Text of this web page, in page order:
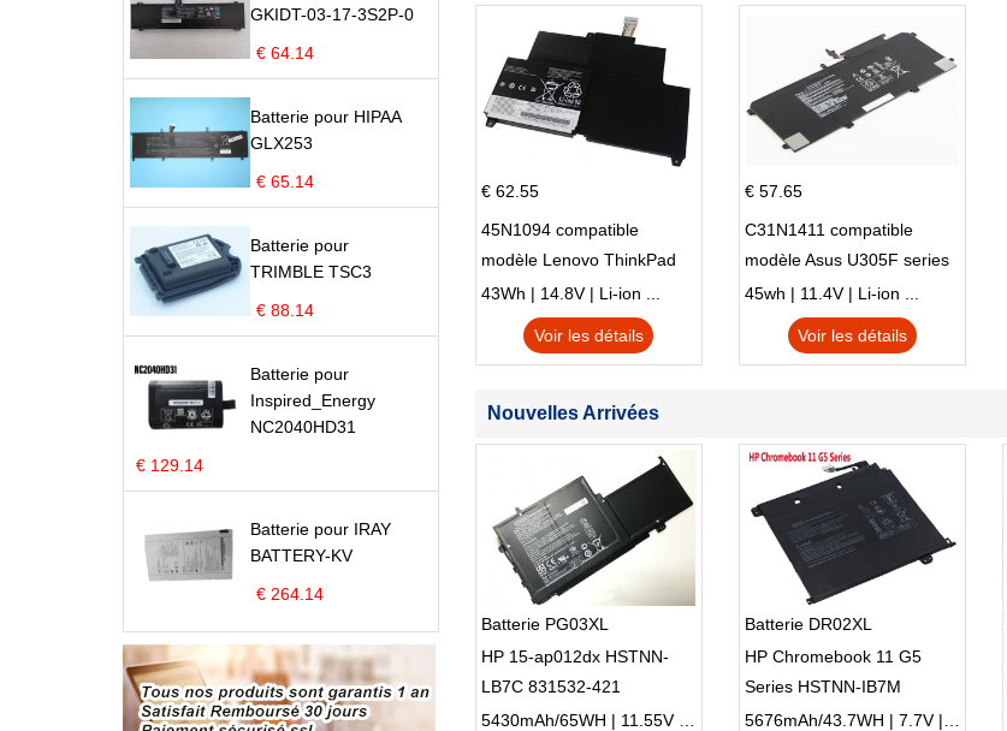
GKIDT-03-17-3S2P-0
€ 64.14
Batterie pour HIPAA
GLX253
€ 65.14
Batterie pour
TRIMBLE TSC3
€ 88.14
Batterie pour
Inspired_Energy
NC2040HD31
€ 129.14
Batterie pour IRAY
BATTERY-KV
€ 264.14
€ 62.55
45N1094 compatible
modèle Lenovo ThinkPad
Edge S230u Twist
43Wh | 14.8V | Li-ion ...
Voir les détails
€ 57.65
C31N1411 compatible
modèle Asus U305F series
45wh | 11.4V | Li-ion ...
Voir les détails
Nouvelles Arrivées
Batterie PG03XL
HP 15-ap012dx HSTNN-
LB7C 831532-421
3ICP4/78/122 TPN-Q168
Batterie DR02XL
HP Chromebook 11 G5
Series HSTNN-IB7M